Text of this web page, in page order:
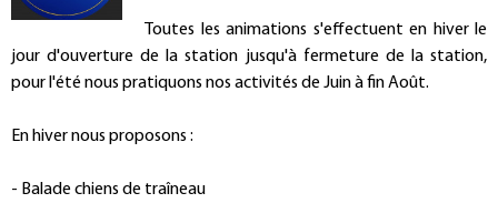
Toutes les animations s'effectuent en hiver le
jour d'ouverture de la station jusqu'à fermeture de la station,
pour l'été nous pratiquons nos activités de Juin à fin Août.
En hiver nous proposons :
- Balade chiens de traîneau